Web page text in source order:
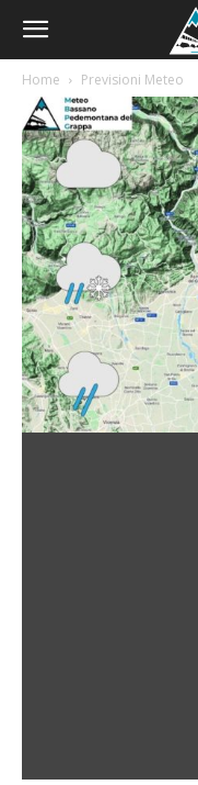
Home Previsioni Meteo